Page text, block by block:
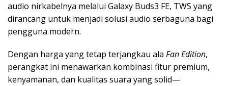
audio nirkabelnya melalui Galaxy Buds3 FE, TWS yang
dirancang untuk menjadi solusi audio serbaguna bagi
pengguna modern.
Dengan harga yang tetap terjangkau ala Fan Edition,
perangkat ini menawarkan kombinasi fitur premium,
kenyamanan, dan kualitas suara yang solid—